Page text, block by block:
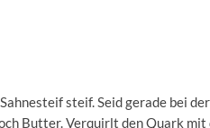
steif. Seid gerade bei
Butter. Verquirlt den Quark